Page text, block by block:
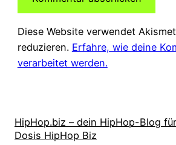
Diese Website verwendet
reduzieren. Erfahre, wie deine
verarbeitet werden.
HipHop.biz – dein HipHop-Blog
Dosis HipHop Biz